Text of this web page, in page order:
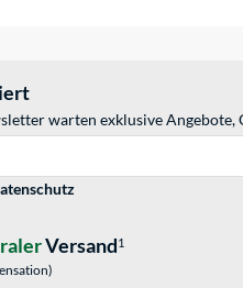
warten exklusive
Versand1